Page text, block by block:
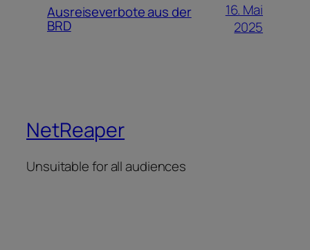
Ausreiseverbote aus der
BRD
16. Mai
2025
NetReaper
Unsuitable for all audiences